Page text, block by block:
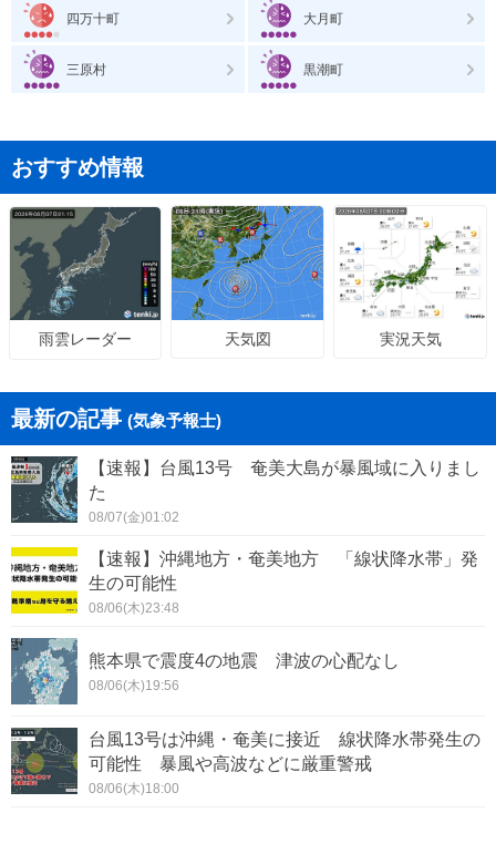
四万十町 大月町
三原村 黒潮町
おすすめ情報
雨雲レーダー 天気図 実況天気
最新の記事 (気象予報士)
【速報】台風13号 奄美大島が暴風域に入りまし
た
08/07(金)01:02
【速報】沖縄地方・奄美地方 「線状降水帯」発
生の可能性
08/06(木)23:48
熊本県で震度4の地震 津波の心配なし
08/06(木)19:56
台風13号は沖縄・奄美に接近 線状降水帯発生の
可能性 暴風や高波などに厳重警戒
08/06(木)18:00